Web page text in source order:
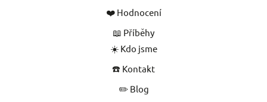
❤️ Hodnocení
📖 Příběhy
☀️ Kdo jsme
☎️ Kontakt
✏️ Blog